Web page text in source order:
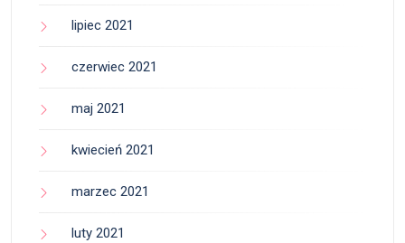
lipiec 2021
czerwiec 2021
maj 2021
kwiecień 2021
marzec 2021
luty 2021